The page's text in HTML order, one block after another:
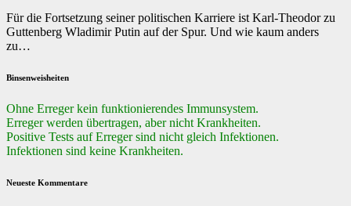
Für die Fortsetzung seiner politischen Karriere ist Karl-Theodor zu
Guttenberg Wladimir Putin auf der Spur. Und wie kaum anders
zu…
Binsenweisheiten
Ohne Erreger kein funktionierendes Immunsystem.
Erreger werden übertragen, aber nicht Krankheiten.
Positive Tests auf Erreger sind nicht gleich Infektionen.
Infektionen sind keine Krankheiten.
Neueste Kommentare